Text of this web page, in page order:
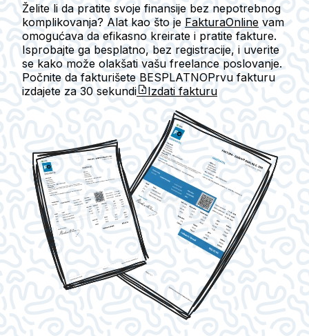
Želite li da pratite svoje finansije bez nepotrebnog
komplikovanja? Alat kao što je FakturaOnline vam
omogućava da efikasno kreirate i pratite fakture.
Isprobajte ga besplatno, bez registracije, i uverite
se kako može olakšati vašu freelance poslovanje.
Počnite da fakturišete BESPLATNOPrvu fakturu
izdajete za 30 sekundi Izdati fakturu